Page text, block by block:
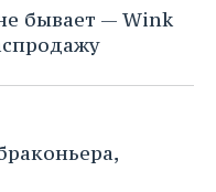
бывает — Wink